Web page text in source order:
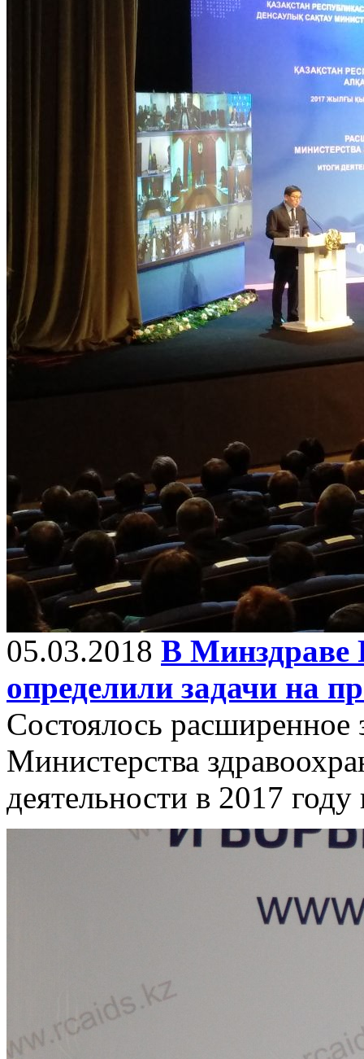
05.03.2018 В Минздраве
определили задачи на
Состоялось расширенное
Министерства
деятельности в 2017